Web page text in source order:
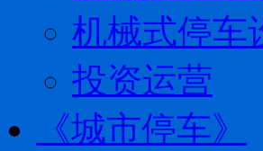
机械式停车
投资运营
《城市停车》